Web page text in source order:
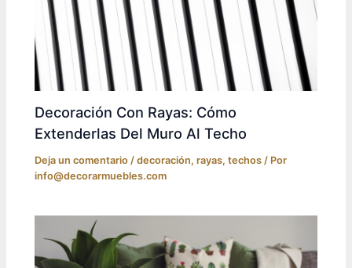
Decoración Con Rayas: Cómo
Extenderlas Del Muro Al Techo
Deja un comentario /decoración,rayas,techos / Por
info@decorarmuebles.com